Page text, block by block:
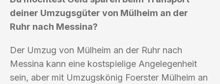
deiner Umzugsgüter von Mülheim an der
Ruhr nach Messina?
Der Umzug von Mülheim an der Ruhr nach
Messina kann eine kostspielige Angelegenheit
sein, aber mit Umzugskönig Foerster Mülheim an